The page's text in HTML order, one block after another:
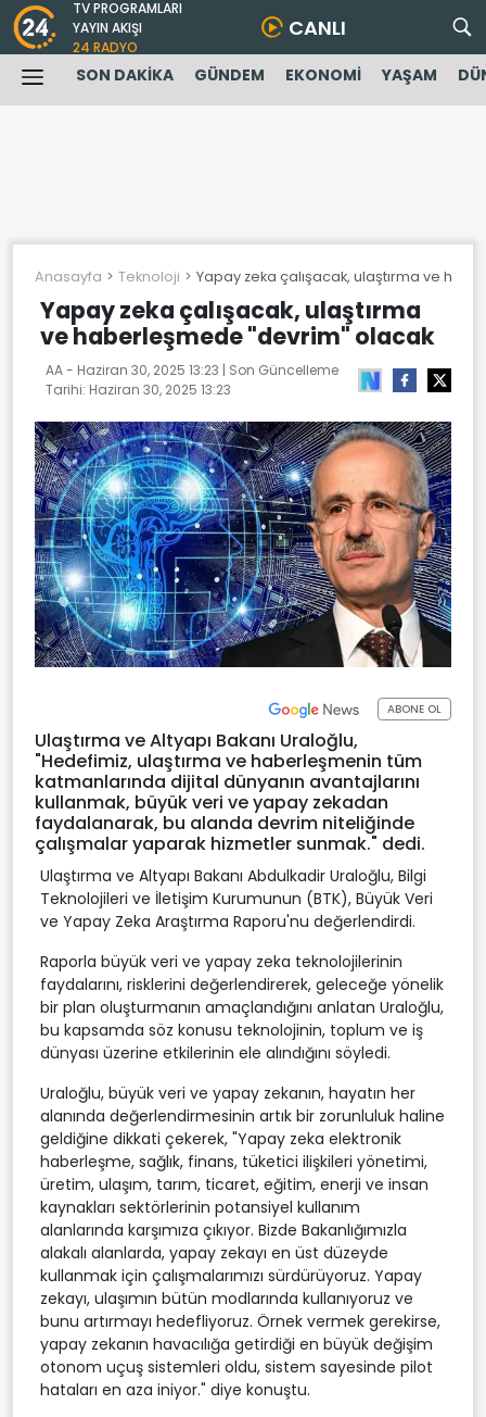
TV PROGRAMLARI
YAYIN AKIŞI
24 RADYO
CANLI
SON DAKİKA GÜNDEM EKONOMİ YAŞAM
Anasayfa Teknoloji Yapay zeka çalışacak, ulaştırma ve
Yapay zeka çalışacak, ulaştırma
ve haberleşmede "devrim" olacak
AA - Haziran 30, 2025 13:23 | Son Güncelleme
Tarihi: Haziran 30, 2025 13:23
ABONE OL
Ulaştırma ve Altyapı Bakanı Uraloğlu,
"Hedefimiz, ulaştırma ve haberleşmenin tüm
katmanlarında dijital dünyanın avantajlarını
kullanmak, büyük veri ve yapay zekadan
faydalanarak, bu alanda devrim niteliğinde
çalışmalar yaparak hizmetler sunmak." dedi.
Ulaştırma ve Altyapı Bakanı Abdulkadir Uraloğlu, Bilgi
Teknolojileri ve İletişim Kurumunun (BTK), Büyük Veri
ve Yapay Zeka Araştırma Raporu'nu değerlendirdi.
Raporla büyük veri ve yapay zeka teknolojilerinin
faydalarını, risklerini değerlendirerek, geleceğe yönelik
bir plan oluşturmanın amaçlandığını anlatan Uraloğlu,
bu kapsamda söz konusu teknolojinin, toplum ve iş
dünyası üzerine etkilerinin ele alındığını söyledi.
Uraloğlu, büyük veri ve yapay zekanın, hayatın her
alanında değerlendirmesinin artık bir zorunluluk haline
geldiğine dikkati çekerek, "Yapay zeka elektronik
haberleşme, sağlık, finans, tüketici ilişkileri yönetimi,
üretim, ulaşım, tarım, ticaret, eğitim, enerji ve insan
kaynakları sektörlerinin potansiyel kullanım
alanlarında karşımıza çıkıyor. Bizde Bakanlığımızla
alakalı alanlarda, yapay zekayı en üst düzeyde
kullanmak için çalışmalarımızı sürdürüyoruz. Yapay
zekayı, ulaşımın bütün modlarında kullanıyoruz ve
bunu artırmayı hedefliyoruz. Örnek vermek gerekirse,
yapay zekanın havacılığa getirdiği en büyük değişim
otonom uçuş sistemleri oldu, sistem sayesinde pilot
hataları en aza iniyor." diye konuştu.